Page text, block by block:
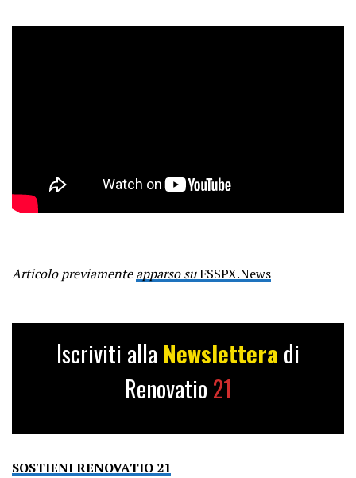
Articolo previamenteapparso suFSSPX.News
Iscriviti alla Newslettera di
Renovatio 21
SOSTIENI RENOVATIO 21